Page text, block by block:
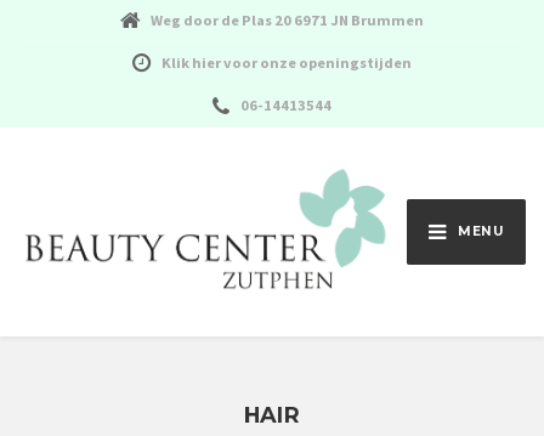
Weg door de Plas 20 6971 JN Brummen
Klik hier voor onze openingstijden
06-14413544
MENU
HAIR